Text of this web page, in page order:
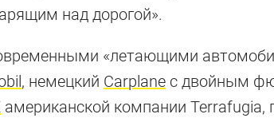
над дорогой».
«летающими
, немецкий Carplane с двойным
американской компании Terrafugia,